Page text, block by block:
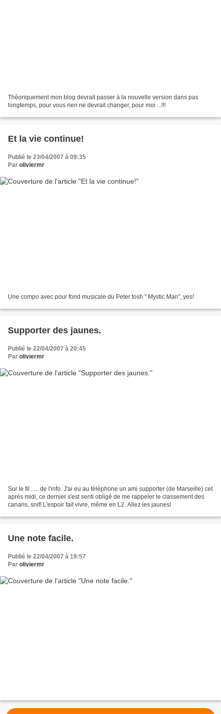
Théoriquement mon blog devrait passer à la nouvelle version dans pas
longtemps, pour vous rien ne devrait changer, pour moi ...!!!
Et la vie continue!
Publié le 23/04/2007 à 09:35
Par oliviermr
Une compo avec pour fond musicale du Peter tosh " Mystic Man", yes!
Supporter des jaunes.
Publié le 22/04/2007 à 20:45
Par oliviermr
Sur le fil ..... de l'info. J'ai eu au téléphone un ami supporter (de Marseille) cet
après midi, ce dernier s'est senti obligé de me rappeler le classement des
canaris, snif! L'espoir fait vivre, même en L2. Allez les jaunes!
Une note facile.
Publié le 22/04/2007 à 19:57
Par oliviermr